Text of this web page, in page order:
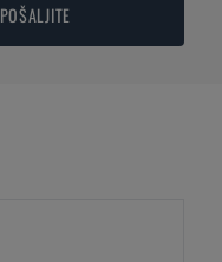
POŠALJITE